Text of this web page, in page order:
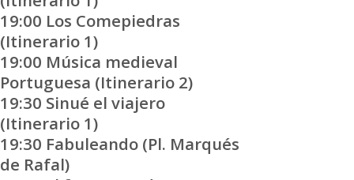
19:00 Los Comepiedras
(Itinerario 1)
19:00 Música medieval
Portuguesa (Itinerario 2)
19:30 Sinué el viajero
(Itinerario 1)
19:30 Fabuleando (Pl. Marqués
de Rafal)